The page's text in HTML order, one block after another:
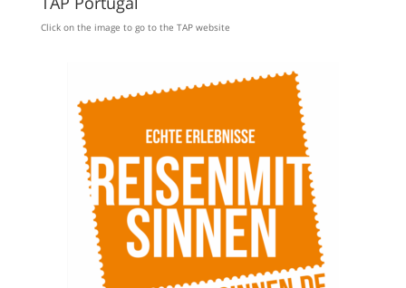
Click on the image to go to the TAP website